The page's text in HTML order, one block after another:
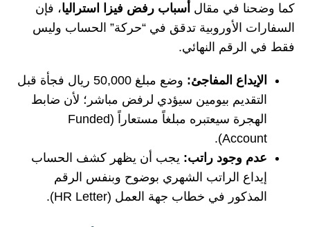
كما وضحنا في مقال أسباب رفض فيزا استراليا، فإن
السفارات الأوروبية تدقق في “حركة” الحساب وليس
فقط في الرقم النهائي.
الإيداع المفاجئ:
وضع مبلغ 50,000 ريال فجأة قبل
التقديم بيومين سيؤدي لرفض مباشر؛ لأن ضابط
الهجرة سيعتبره مبلغاً مستعاراً (Funded
Account).
عدم وجود راتب: يجب أن يظهر كشف الحساب
إيداع الراتب الشهري بوضوح وبنفس الرقم
المذكور في خطاب جهة العمل (HR Letter).